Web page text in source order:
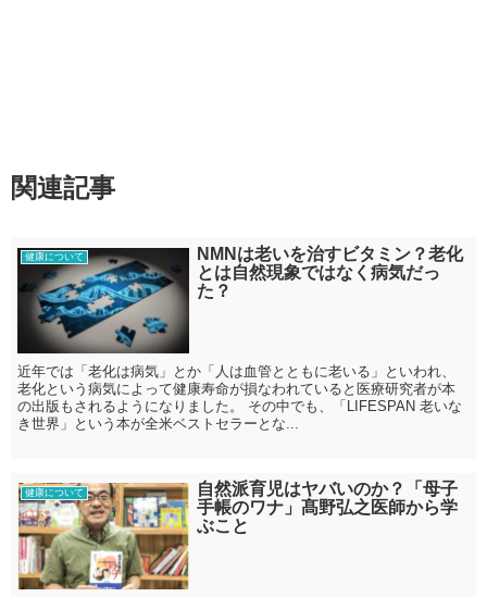
関連記事
健康について
NMNは老いを治すビタミン？老化
とは自然現象ではなく病気だっ
た？
近年では「老化は病気」とか「人は血管とともに老いる」といわれ、
老化という病気によって健康寿命が損なわれていると医療研究者が本
の出版もされるようになりました。 その中でも、「LIFESPAN 老いな
き世界」という本が全米ベストセラーとな...
健康について
自然派育児はヤバいのか？「母子
手帳のワナ」髙野弘之医師から学
ぶこと